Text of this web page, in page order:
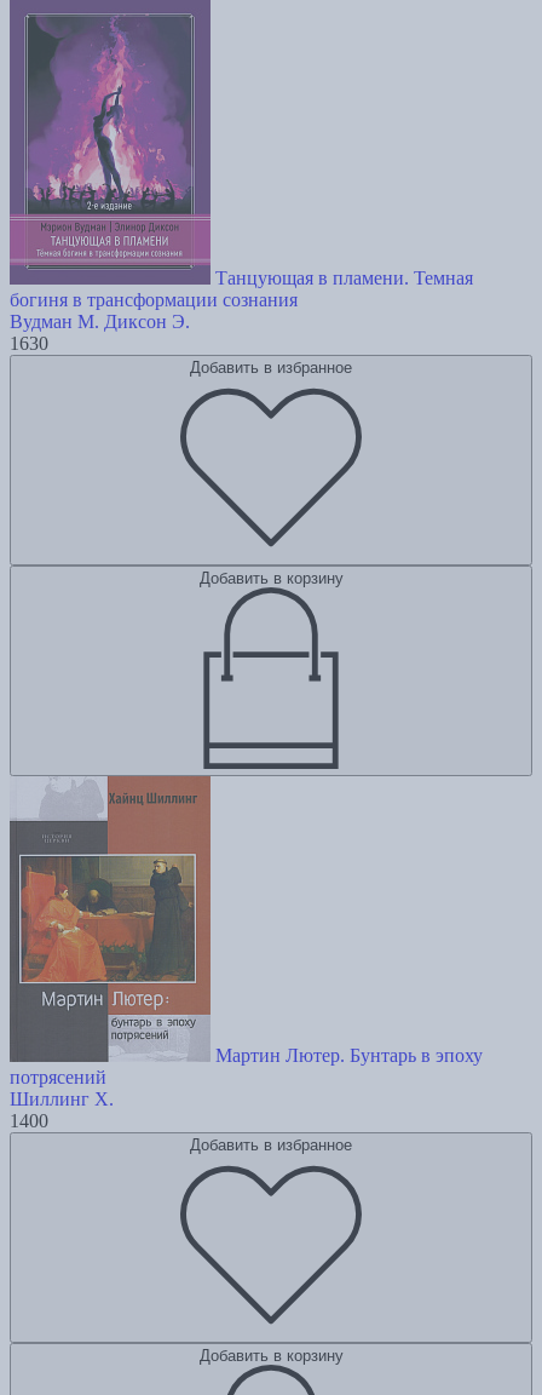
Танцующая в пламени. Темная
богиня в трансформации сознания
Вудман М. Диксон Э.
1630
Добавить в избранное
Добавить в корзину
Мартин Лютер. Бунтарь в эпоху
потрясений
Шиллинг Х.
1400
Добавить в избранное
Добавить в корзину